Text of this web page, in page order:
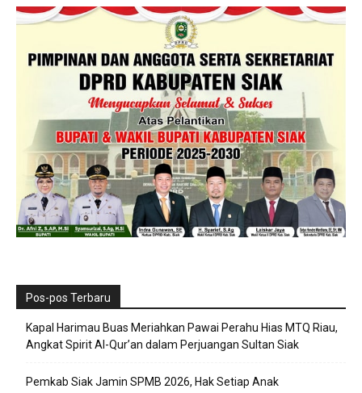
Pos-pos Terbaru
Kapal Harimau Buas Meriahkan Pawai Perahu Hias MTQ Riau,
Angkat Spirit Al-Qur’an dalam Perjuangan Sultan Siak
Pemkab Siak Jamin SPMB 2026, Hak Setiap Anak